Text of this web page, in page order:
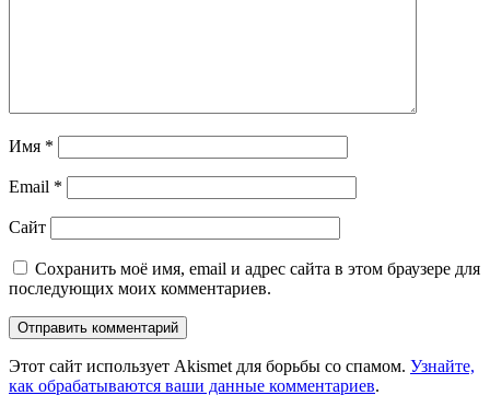
Имя *
Email *
Сайт
Сохранить моё имя, email и адрес сайта в этом браузере для
последующих моих комментариев.
Этот сайт использует Akismet для борьбы со спамом. Узнайте,
как обрабатываются ваши данные комментариев.